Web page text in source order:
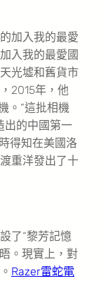
加入我的最愛
入我的最愛國
光墟和舊貨市
2015年，他
。“這批相機
出的中國第一
得知在美國洛
重洋發出了十
了“黎芳記憶
。現實上，對
Razer雷蛇電